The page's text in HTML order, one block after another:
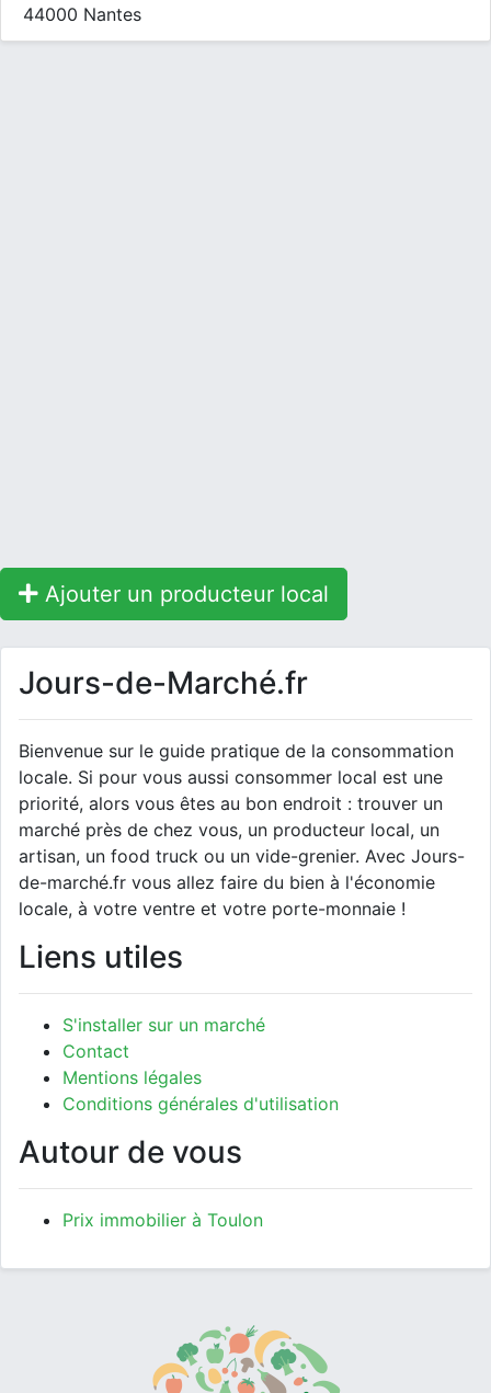
44000 Nantes
Ajouter un producteur local
Jours-de-Marché.fr
Bienvenue sur le guide pratique de la consommation
locale. Si pour vous aussi consommer local est une
priorité, alors vous êtes au bon endroit : trouver un
marché près de chez vous, un producteur local, un
artisan, un food truck ou un vide-grenier. Avec Jours-
de-marché.fr vous allez faire du bien à l'économie
locale, à votre ventre et votre porte-monnaie !
Liens utiles
S'installer sur un marché
Contact
Mentions légales
Conditions générales d'utilisation
Autour de vous
Prix immobilier à Toulon